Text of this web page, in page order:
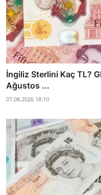
İngiliz Sterlini Kaç TL?
Ağustos ...
07.08.2026 18:10